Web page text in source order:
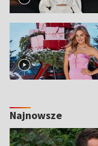
Najnowsze